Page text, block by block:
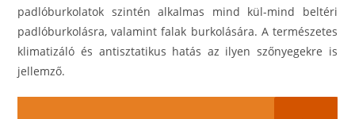
padlóburkolatok szintén alkalmas mind kül-mind beltéri
padlóburkolásra, valamint falak burkolására. A természetes
klimatizáló és antisztatikus hatás az ilyen szőnyegekre is
jellemző.